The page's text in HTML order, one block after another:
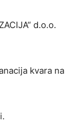
d.o.o.
kvara na